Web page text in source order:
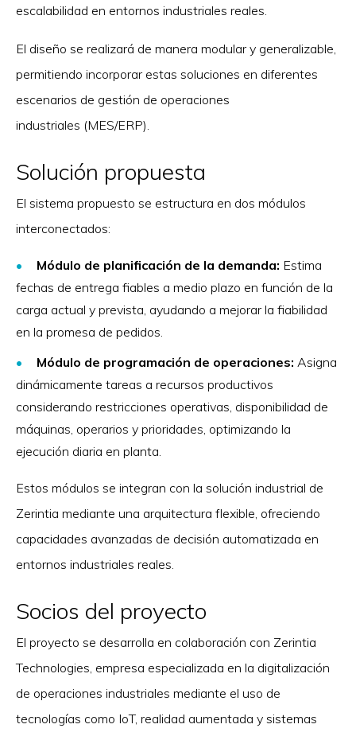
escalabilidad en entornos industriales reales.
El diseño se realizará de manera modular y generalizable,
permitiendo incorporar estas soluciones en diferentes
escenarios de gestión de operaciones
industriales (MES/ERP).
Solución propuesta
El sistema propuesto se estructura en dos módulos
interconectados:
Módulo de planificación de la demanda: Estima
fechas de entrega fiables a medio plazo en función de la
carga actual y prevista, ayudando a mejorar la fiabilidad
en la promesa de pedidos.
Módulo de programación de operaciones: Asigna
dinámicamente tareas a recursos productivos
considerando restricciones operativas, disponibilidad de
máquinas, operarios y prioridades, optimizando la
ejecución diaria en planta.
Estos módulos se integran con la solución industrial de
Zerintia mediante una arquitectura flexible, ofreciendo
capacidades avanzadas de decisión automatizada en
entornos industriales reales.
Socios del proyecto
El proyecto se desarrolla en colaboración con Zerintia
Technologies, empresa especializada en la digitalización
de operaciones industriales mediante el uso de
tecnologías como IoT, realidad aumentada y sistemas